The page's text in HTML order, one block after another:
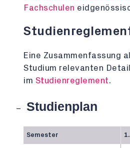
Fachschulen
Eine Zusammenfassung
Studium relevanten
im Studienreglement.
Studienplan
Semester 1.